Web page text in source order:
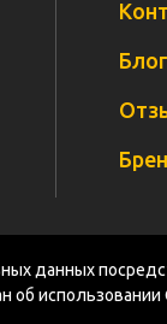
данных
об
Блог
Документация